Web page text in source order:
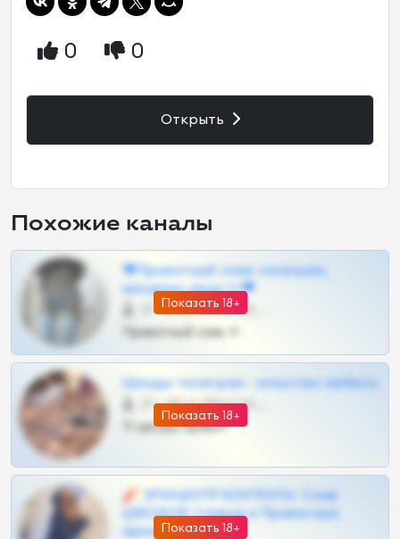
0 0
Открыть
Похожие каналы
Показать 18+
❤Приватный слив телеграм,
шкодных шкур тг❤
57 •
Приватный слив тг
Показать 18+
Шкоды телеграм - искуство любить
27 •
Тг шкоды приват
Показать 18+
🧨 ЭПИЦЕНТР КОНТЕНТА: Слив
ШКОДОВ Сливов и Приватных
Архивов ТГ 🔞💎